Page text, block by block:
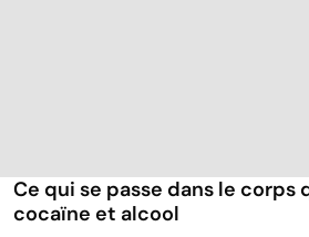
Ce qui se passe dans le corps
cocaïne et alcool